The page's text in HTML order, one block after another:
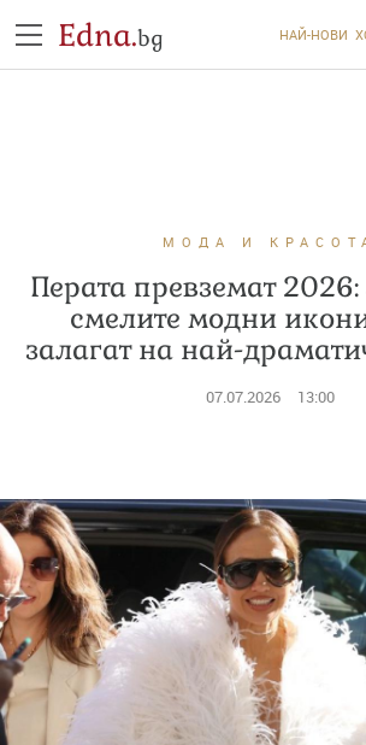
Edna.bg НАЙ-НОВИ
МОДА И
Перата превземат
смелите модни
залагат на най-
07.07.2026 13:00